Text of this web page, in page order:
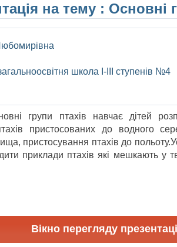
на тему : Основні
школа І-ІІІ ступенів №4
групи птахів навчає дітей
пристосованих до водного
пристосування птахів до
приклади птахів які мешкають у
Вікно перегляду